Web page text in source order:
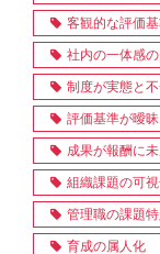
客観的な評価
社内の一体感
制度が実態と
評価基準が曖昧
成果が報酬に
組織課題の可
管理職の課題
育成の属人化